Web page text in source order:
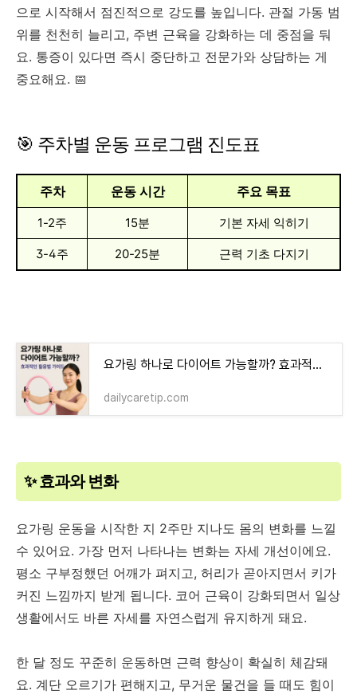
으로 시작해서 점진적으로 강도를 높입니다. 관절 가동 범
위를 천천히 늘리고, 주변 근육을 강화하는 데 중점을 둬
요. 통증이 있다면 즉시 중단하고 전문가와 상담하는 게
중요해요. 📅
🎯 주차별 운동 프로그램 진도표
주차 운동 시간 주요 목표
1-2주 15분 기본 자세 익히기
3-4주 20-25분 근력 기초 다지기
요가링 하나로 다이어트 가능할까? 효과적인 활용법 가이드
dailycaretip.com
✨ 효과와 변화
요가링 운동을 시작한 지 2주만 지나도 몸의 변화를 느낄
수 있어요. 가장 먼저 나타나는 변화는 자세 개선이에요.
평소 구부정했던 어깨가 펴지고, 허리가 곧아지면서 키가
커진 느낌까지 받게 됩니다. 코어 근육이 강화되면서 일상
생활에서도 바른 자세를 자연스럽게 유지하게 돼요.
한 달 정도 꾸준히 운동하면 근력 향상이 확실히 체감돼
요. 계단 오르기가 편해지고, 무거운 물건을 들 때도 힘이